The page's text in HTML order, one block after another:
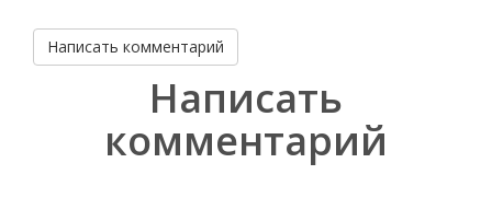
Написать комментарий
Написать
комментарий